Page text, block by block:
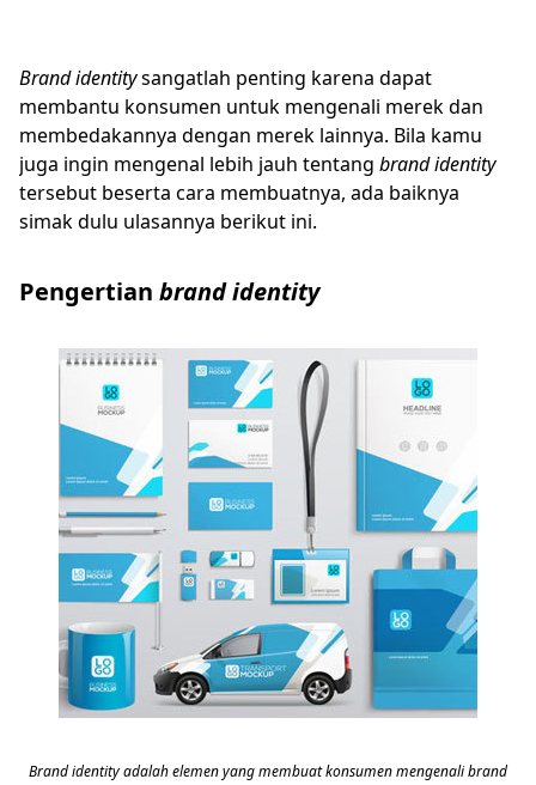
Brand identitysangatlah penting karena dapat
membantu konsumen untuk mengenali merek dan
membedakannya dengan merek lainnya. Bila kamu
juga ingin mengenal lebih jauh tentang brand identity
tersebut beserta cara membuatnya, ada baiknya
simak dulu ulasannya berikut ini.
Pengertian brand identity
Brand identity adalah elemen yang membuat konsumen mengenali brand